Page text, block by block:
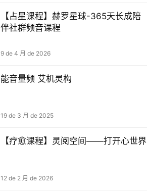
【占星课程】赫罗星球-365天长成陪
伴社群频音课程
9 de 4 月 de 2026
能音量‬频 艾机灵‬构
19 de 3 月 de 2025
【疗愈课程】灵阅空间——打开心世界
12 de 2 月 de 2026